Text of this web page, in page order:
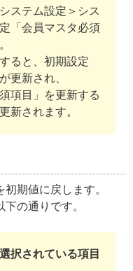
ステム設定＞シス
「会員マスタ必須
ると、初期設定
更新され、
項目」を更新する
新されます。
期値に戻します。
の通りです。
択されている項目